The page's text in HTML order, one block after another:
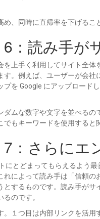
、同時に直帰率を下げるこ
：読み手
上手く利用してサイト全
。例えば、ユーザーが会
を Google にアップロー
ムな数字や文字を並べる
もキーワードを使用すると
：さらに
とどまってもらえるよう
によって読み手は「信頼
するものです。読み手が
のです。
１つ目は内部リンクを活